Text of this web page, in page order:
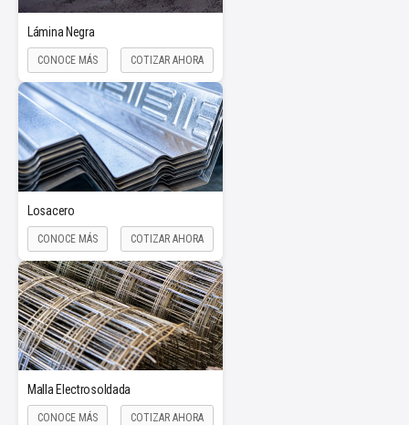
Lámina Negra
CONOCE MÁS COTIZAR AHORA
Losacero
CONOCE MÁS COTIZAR AHORA
Malla Electrosoldada
CONOCE MÁS COTIZAR AHORA